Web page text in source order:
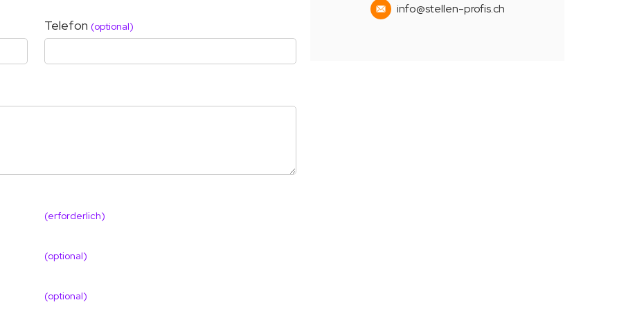
Telefon (optional)
(erforderlich)
(optional)
(optional)
info@stellen-profis.ch